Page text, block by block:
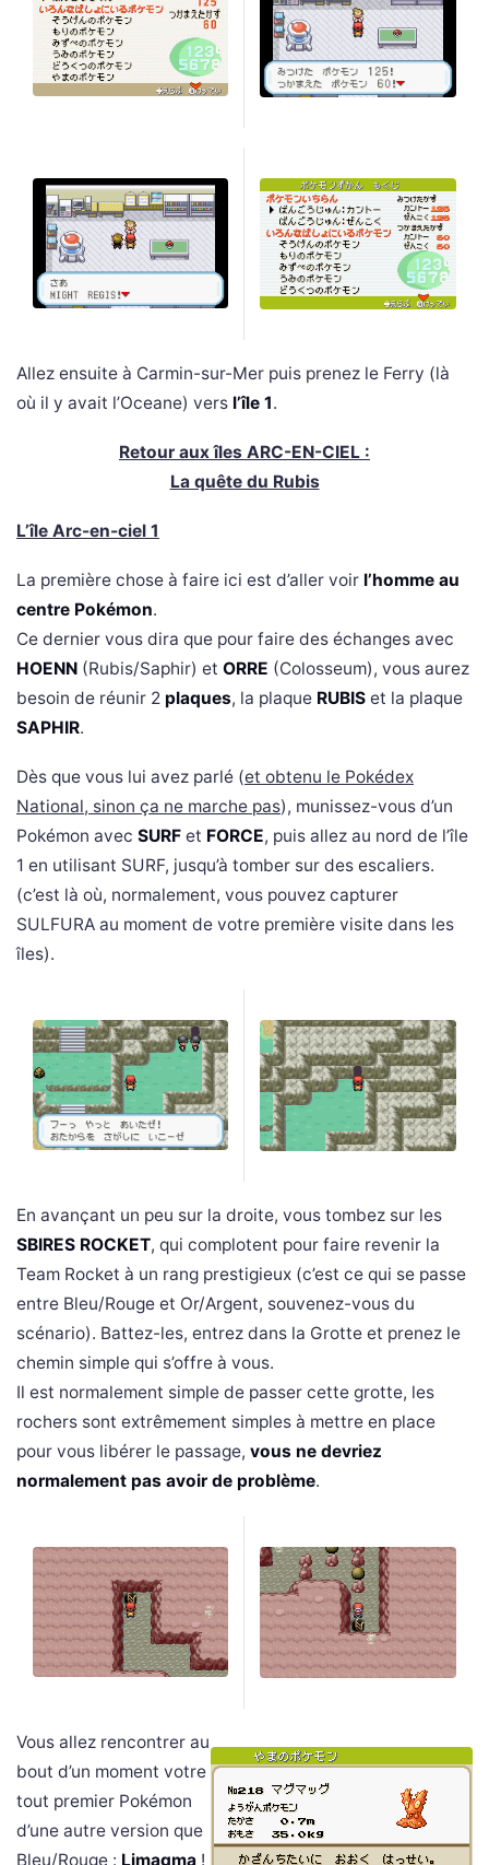
Allez ensuite à Carmin-sur-Mer puis prenez le Ferry (là
où il y avait l’Oceane) vers l’île 1.
Retour aux îles ARC-EN-CIEL :
La quête du Rubis
L’île Arc-en-ciel 1
La première chose à faire ici est d’aller voir l’homme au
centre Pokémon.
Ce dernier vous dira que pour faire des échanges avec
HOENN (Rubis/Saphir) et ORRE (Colosseum), vous aurez
besoin de réunir 2 plaques, la plaque RUBIS et la plaque
SAPHIR.
Dès que vous lui avez parlé (et obtenu le Pokédex
National, sinon ça ne marche pas), munissez-vous d’un
Pokémon avec SURF et FORCE, puis allez au nord de l’île
1 en utilisant SURF, jusqu’à tomber sur des escaliers.
(c’est là où, normalement, vous pouvez capturer
SULFURA au moment de votre première visite dans les
îles).
En avançant un peu sur la droite, vous tombez sur les
SBIRES ROCKET, qui complotent pour faire revenir la
Team Rocket à un rang prestigieux (c’est ce qui se passe
entre Bleu/Rouge et Or/Argent, souvenez-vous du
scénario). Battez-les, entrez dans la Grotte et prenez le
chemin simple qui s’offre à vous.
Il est normalement simple de passer cette grotte, les
rochers sont extrêmement simples à mettre en place
pour vous libérer le passage, vous ne devriez
normalement pas avoir de problème.
Vous allez rencontrer au
bout d’un moment votre
tout premier Pokémon
d’une autre version que
Bleu/Rouge : Limagma !